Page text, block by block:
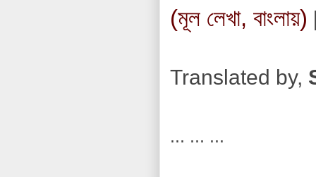
(মূল লেখা, বাংলায়)
Translated by,
... ... ...